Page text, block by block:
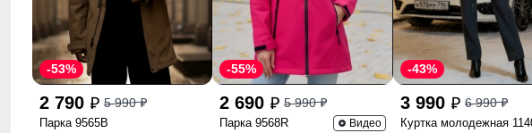
2 790 p 5 990p
-53%
Парка 9565B
2 690 p 5 990p
-55%
Парка 9568R Видео
3 990 p 6 990p
-43%
Куртка молодежная